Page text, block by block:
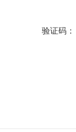
验证码：